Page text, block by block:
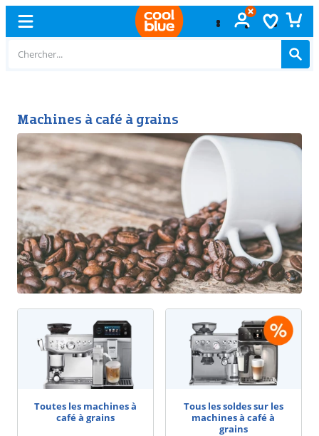
Machines à café à grains
Toutes les machines à
café à grains
Tous les soldes sur les
machines à café à
grains